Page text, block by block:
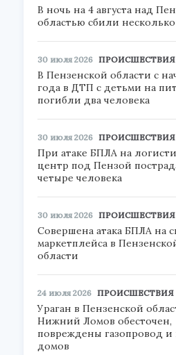
В ночь на 4 августа над
областью сбили
30 июля 2026 ПРОИСШЕСТВИЯ
В Пензенской области с
года в ДТП с детьми на
погибли два человека
30 июля 2026 ПРОИСШЕСТВИЯ
При атаке БПЛА на
центр под Пензой
четыре человека
30 июля 2026 ПРОИСШЕСТВИЯ
Совершена атака БПЛА на
маркетплейса в
области
24 июля 2026 ПРОИСШЕСТВИЯ
Ураган в Пензенской
Нижний Ломов обесточен,
повреждены газопровод
домов